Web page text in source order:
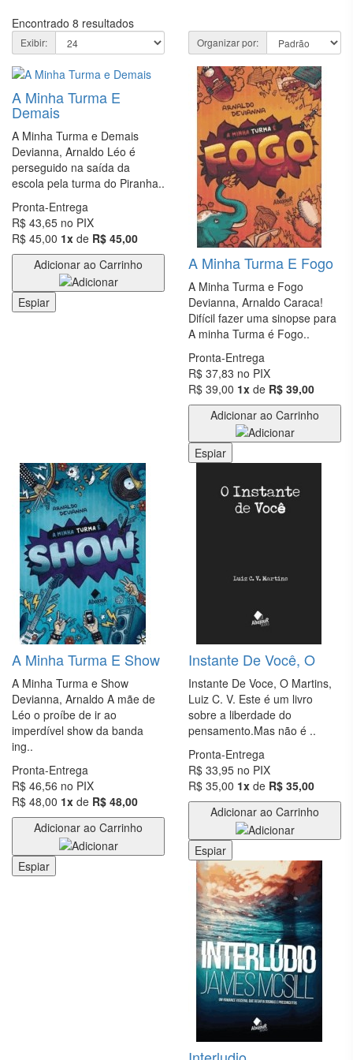
CIÊNCIAS
BIOLÓGICAS
E NATURAIS
CIÊNCIAS
EXATAS
CIÊNCIAS
HUMANAS
E SOCIAIS
COMUNICAÇÃO
CONCURSOS
CONTABILIDADE
CULINÁRIA E
EDUCAÇÃO
ENGENHARIA
ENSINO
LÍNGUAS
ESOTERISMO
ESPORTES
E LAZER
FICÇÃO
FILOSOFIA
FINANÇAS
GEOGRAFIA
HISTÓRIA
INFANTIL
Encontrado 8 resultados
Organizar por:
Exibir:
A Minha Turma E
Demais
A Minha Turma e Demais
Devianna, Arnaldo Léo é
perseguido na saída da
escola pela turma do Piranha..
Pronta-Entrega
R$ 43,65 no PIX
R$ 45,00 1x de R$ 45,00
Espiar
A Minha Turma E Fogo
A Minha Turma e Fogo
Devianna, Arnaldo Caraca!
Difícil fazer uma sinopse para
A minha Turma é Fogo..
Pronta-Entrega
R$ 37,83 no PIX
R$ 39,00 1x de R$ 39,00
Espiar
A Minha Turma E Show
A Minha Turma e Show
Devianna, Arnaldo A mãe de
Léo o proíbe de ir ao
imperdível show da banda
ing..
Pronta-Entrega
R$ 46,56 no PIX
R$ 48,00 1x de R$ 48,00
Espiar
Instante De Você, O
Instante De Voce, O Martins,
Luiz C. V. Este é um livro
sobre a liberdade do
pensamento.Mas não é ..
Pronta-Entrega
R$ 33,95 no PIX
R$ 35,00 1x de R$ 35,00
Espiar